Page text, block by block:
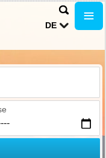
DE